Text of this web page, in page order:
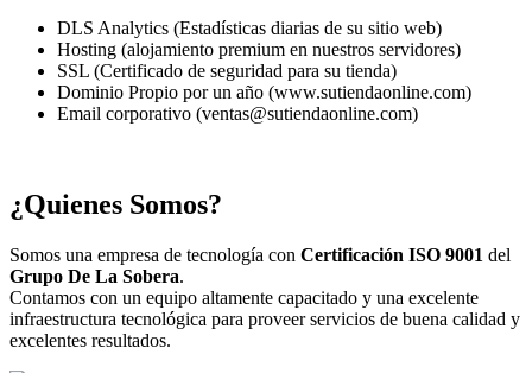
DLS Analytics (Estadísticas diarias de su sitio web)
Hosting (alojamiento premium en nuestros servidores)
SSL (Certificado de seguridad para su tienda)
Dominio Propio por un año (www.sutiendaonline.com)
Email corporativo (ventas@sutiendaonline.com)
¿Quienes Somos?
Somos una empresa de tecnología con Certificación ISO 9001 del
Grupo De La Sobera.
Contamos con un equipo altamente capacitado y una excelente
infraestructura tecnológica para proveer servicios de buena calidad y
excelentes resultados.